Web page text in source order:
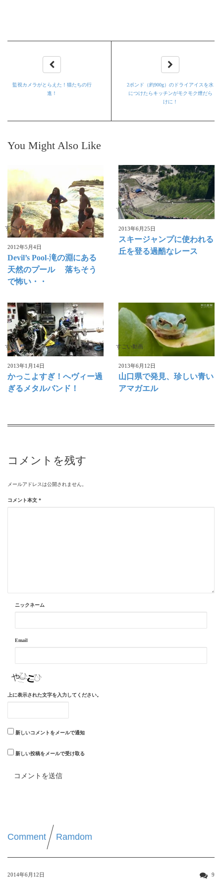
監視カメラがとらえた！猫たちの行
進！
2ポンド（約900g）のドライアイスを水
につけたらキッチンがモクモク煙だら
けに！
You Might Also Like
すごい動画
2012年5月4日
Devil’s Pool-滝の淵にある
天然のプール 落ちそう
で怖い・・
すごい動画
2013年6月25日
スキージャンプに使われる
丘を登る過酷なレース
すごい動画
2013年1月14日
かっこよすぎ！へヴィー過
ぎるメタルバンド！
すごい動画
2013年6月12日
山口県で発見、珍しい青い
アマガエル
コメントを残す
メールアドレスは公開されません。
コメント本文 *
ニックネーム
Email
上に表示された文字を入力してください。
新しいコメントをメールで通知
新しい投稿をメールで受け取る
Comment Ramdom
2014年6月12日 9